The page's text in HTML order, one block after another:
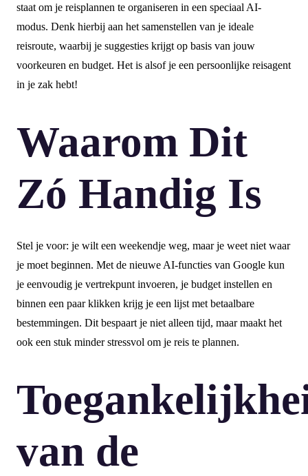
staat om je reisplannen te organiseren in een speciaal AI-
modus. Denk hierbij aan het samenstellen van je ideale
reisroute, waarbij je suggesties krijgt op basis van jouw
voorkeuren en budget. Het is alsof je een persoonlijke reisagent
in je zak hebt!
Waarom Dit
Zó Handig Is
Stel je voor: je wilt een weekendje weg, maar je weet niet waar
je moet beginnen. Met de nieuwe AI-functies van Google kun
je eenvoudig je vertrekpunt invoeren, je budget instellen en
binnen een paar klikken krijg je een lijst met betaalbare
bestemmingen. Dit bespaart je niet alleen tijd, maar maakt het
ook een stuk minder stressvol om je reis te plannen.
van de